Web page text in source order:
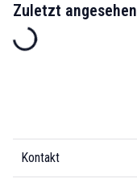
Zuletzt angesehen
Kontakt